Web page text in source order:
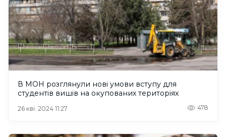
В МОН розглянули нові умови вступу для
студентів вишів на окупованих територіях
26 кві. 2024 11:27 478